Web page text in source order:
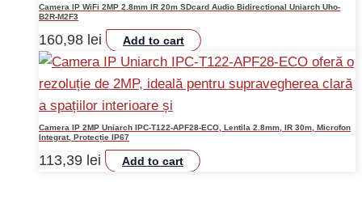
Camera IP WiFi 2MP 2.8mm IR 20m SDcard Audio Bidirectional Uniarch Uho-
B2R-M2F3
160,98 lei Add to cart
Camera IP 2MP Uniarch IPC-T122-APF28-ECO, Lentila 2.8mm, IR 30m, Microfon
Integrat, Protecție IP67
113,39 lei Add to cart